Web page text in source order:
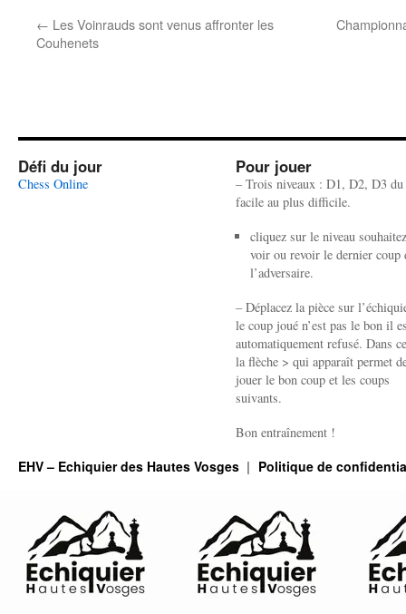
← Les Voinrauds sont venus affronter les
Couhenets
Défi du jour
Chess Online
Pour jouer
– Trois niveaux : D1, D2, D3
facile au plus difficile.
cliquez sur le niveau
voir ou revoir le dernier coup
l’adversaire.
– Déplacez la pièce sur
le coup joué n’est pas le bon il
automatiquement refusé. Dans
la flèche > qui apparaît permet
jouer le bon coup et les coups
suivants.
Bon entraînement !
EHV – Echiquier des Hautes Vosges Politique de